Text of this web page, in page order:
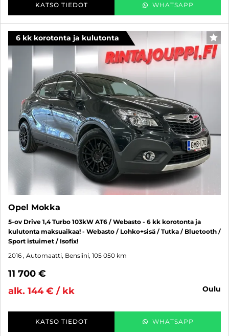
KATSO TIEDOT WHATSAPP
6 kk korotonta ja kulutonta
Opel Mokka
5-ov Drive 1,4 Turbo 103kW AT6 / Webasto - 6 kk korotonta ja
kulutonta maksuaikaa! - Webasto / Lohko+sisä / Tutka / Bluetooth /
Sport istuimet / Isofix!
2016 , Automaatti, Bensiini, 105 050 km
11 700 €
alk. 144 € / kk
oulu
KATSO TIEDOT WHATSAPP